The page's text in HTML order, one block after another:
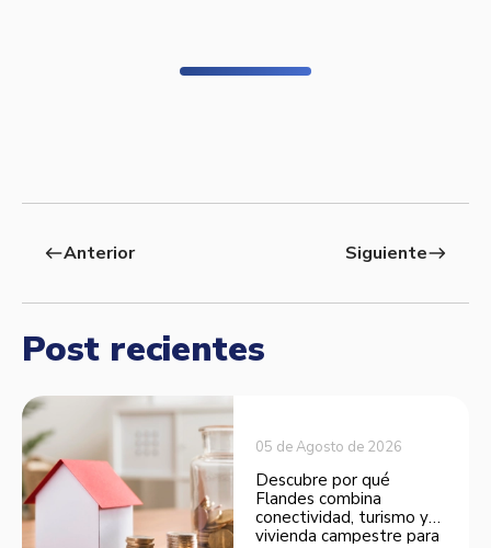
westAnterior Siguienteeast
Post recientes
05 de Agosto de 2026
Descubre por qué
Flandes combina
conectividad, turismo y
vivienda campestre para